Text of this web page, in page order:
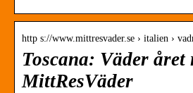
http s://www.mittresvader.se › italien ›
Toscana: Väder året
MittResVäder